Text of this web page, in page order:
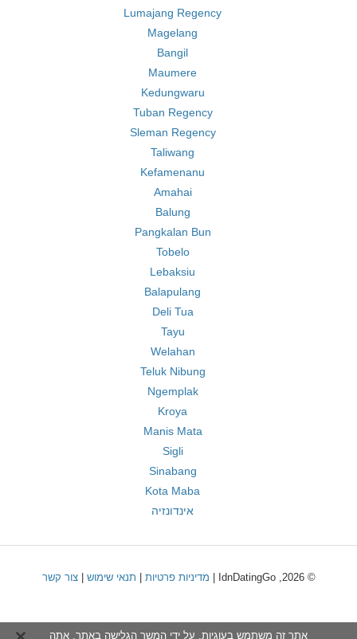
Lumajang Regency
Magelang
Bangil
Maumere
Kedungwaru
Tuban Regency
Sleman Regency
Taliwang
Kefamenanu
Amahai
Balung
Pangkalan Bun
Tobelo
Lebaksiu
Balapulang
Deli Tua
Tayu
Welahan
Teluk Nibung
Ngemplak
Kroya
Manis Mata
Sigli
Sinabang
Kota Maba
אינדונזיה
© 2026, IdnDatingGo | מדיניות פרטיות תנאי שימוש |צור קשר
אתר זה משתמש בעוגיות. על ידי המשך הגלישה באתר, אתה